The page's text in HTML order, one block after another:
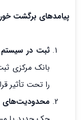
پیامدهای برگشت
ثبت در سیستم
بانک مرکزی
را تحت تأثیر
محدودیت‌های